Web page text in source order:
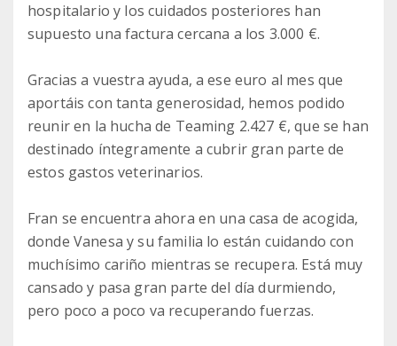
hospitalario y los cuidados posteriores han
supuesto una factura cercana a los 3.000 €.
Gracias a vuestra ayuda, a ese euro al mes que
aportáis con tanta generosidad, hemos podido
reunir en la hucha de Teaming 2.427 €, que se han
destinado íntegramente a cubrir gran parte de
estos gastos veterinarios.
Fran se encuentra ahora en una casa de acogida,
donde Vanesa y su familia lo están cuidando con
muchísimo cariño mientras se recupera. Está muy
cansado y pasa gran parte del día durmiendo,
pero poco a poco va recuperando fuerzas.